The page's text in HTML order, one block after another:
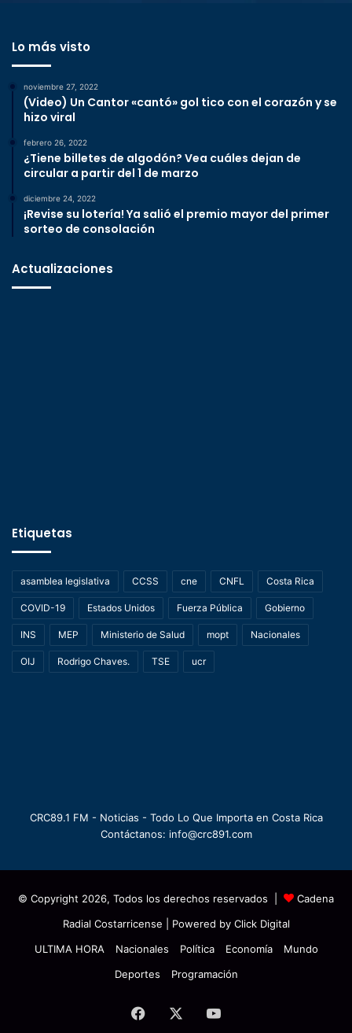
Lo más visto
noviembre 27, 2022
(Video) Un Cantor «cantó» gol tico con el corazón y se
hizo viral
febrero 26, 2022
¿Tiene billetes de algodón? Vea cuáles dejan de
circular a partir del 1 de marzo
diciembre 24, 2022
¡Revise su lotería! Ya salió el premio mayor del primer
sorteo de consolación
Actualizaciones
Etiquetas
asamblea legislativa CCSS cne CNFL Costa Rica
COVID-19 Estados Unidos Fuerza Pública Gobierno
INS MEP Ministerio de Salud mopt Nacionales
OIJ Rodrigo Chaves. TSE ucr
CRC89.1 FM - Noticias - Todo Lo Que Importa en Costa Rica
Contáctanos: info@crc891.com
© Copyright 2026, Todos los derechos reservados |
Cadena
Radial Costarricense | Powered by Click Digital
ULTIMA HORA
Nacionales Política Economía
Mundo
Deportes
Programación
Facebook